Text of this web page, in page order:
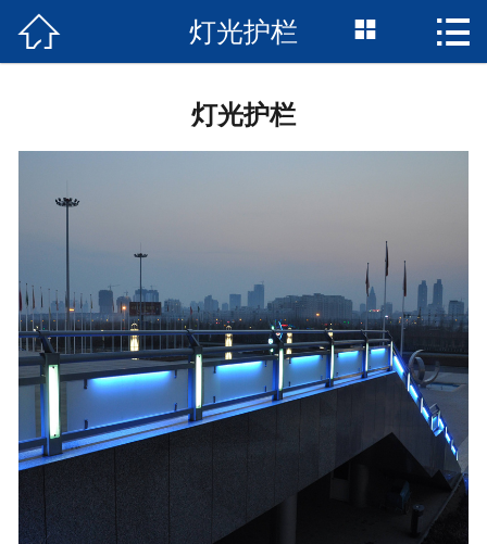
网站首页
工程案例
销售网络
 灯光护栏  
灯光护栏